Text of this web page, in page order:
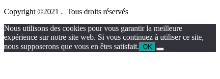
Copyright ©2021 . Tous droits réservés
Nous utilisons des cookies pour vous garantir la meilleure
expérience sur notre site web. Si vous continuez à utiliser ce site,
nous supposerons que vous en êtes satisfait. OK